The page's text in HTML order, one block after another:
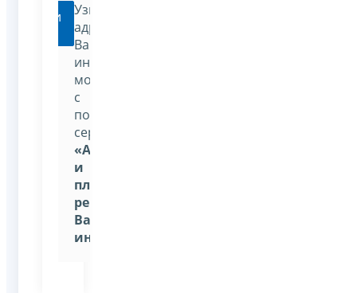
Перейти
Узнать
адрес
Вашей
инспекции
можно
с
помощью
сервиса:
«Адрес
и
платежные
реквизиты
Вашей
инспекции»